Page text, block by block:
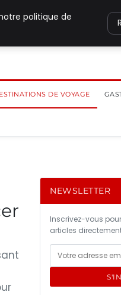
DE VOYAGE
NEWSLETTER
Inscrivez-vous
articles
politique de